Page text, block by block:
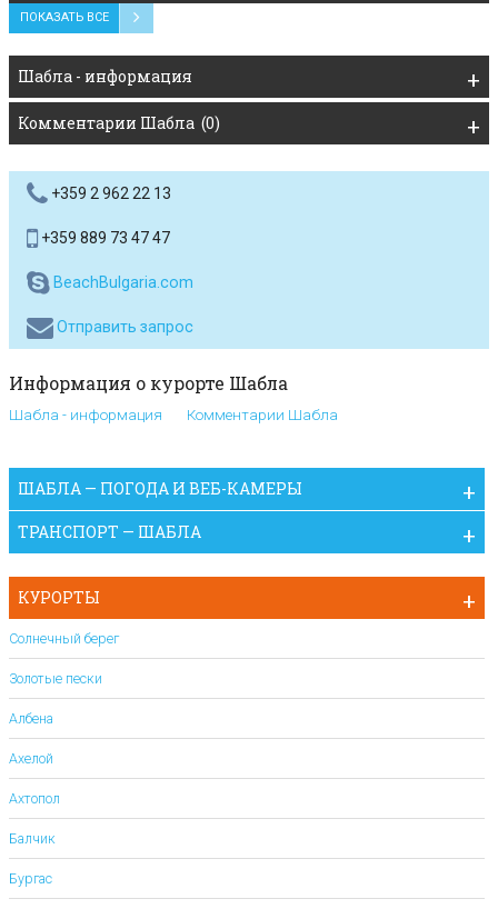
ПОКАЗАТЬ ВСЕ
Шабла - информация
Комментарии Шабла (0)
+359 2 962 22 13
+359 889 73 47 47
BeachBulgaria.com
Отправить запрос
Информация о курорте Шабла
Шабла - информация Комментарии Шабла
ШАБЛА — ПОГОДА И ВЕБ-КАМЕРЫ
ТРАНСПОРТ — ШАБЛА
КУРОРТЫ
Солнечный берег
Золотые пески
Албена
Ахелой
Ахтопол
Балчик
Бургас